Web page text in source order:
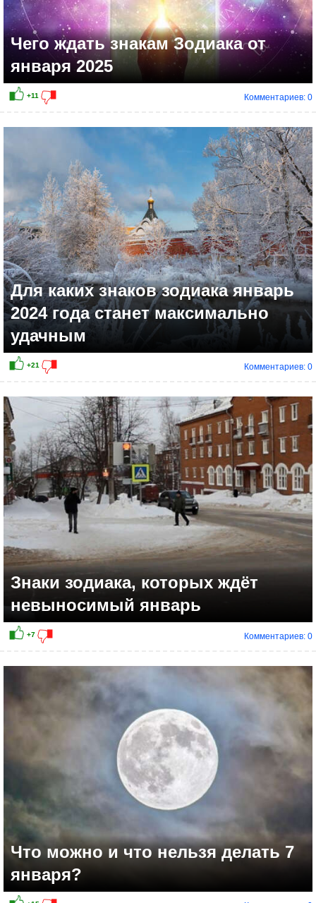
+15
Чего ждать знакам Зодиака от
января 2025
Комментариев: 0
Для каких знаков зодиака январь
2024 года станет максимально
удачным
Комментариев: 0
Знаки зодиака, которых ждёт
невыносимый январь
Комментариев: 0
Что можно и что нельзя делать 7
января?